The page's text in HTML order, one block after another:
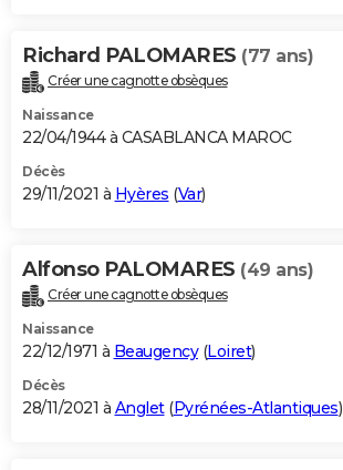
Richard PALOMARES (77 ans)
Créer une cagnotte obsèques
Naissance
22/04/1944 à CASABLANCA MAROC
Décès
29/11/2021 à Hyères (Var)
Alfonso PALOMARES (49 ans)
Créer une cagnotte obsèques
Naissance
22/12/1971 à Beaugency(Loiret)
Décès
28/11/2021 à Anglet(Pyrénées-Atlantiques)